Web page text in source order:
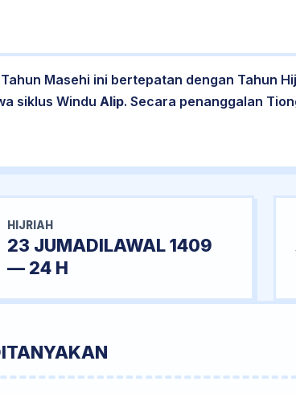
Tahun Masehi ini bertepatan dengan Tahun
siklus Windu Alip. Secara penanggalan
HIJRIAH
23 JUMADILAWAL 1409
— 24 H